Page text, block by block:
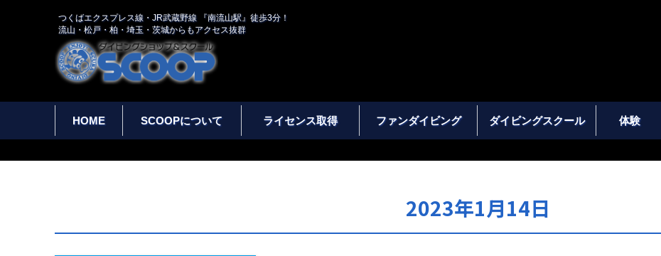
つくばエクスプレス線・JR武蔵野線 『南流山駅』徒歩3分！
流山・松戸・柏・埼玉・茨城からもアクセス抜群
HOME SCOOPについて ライセンス取得 ファンダイビング ダイビングスクール 体験
2023年1月14日